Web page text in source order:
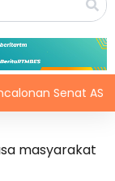
Senat AS di
masyarakat